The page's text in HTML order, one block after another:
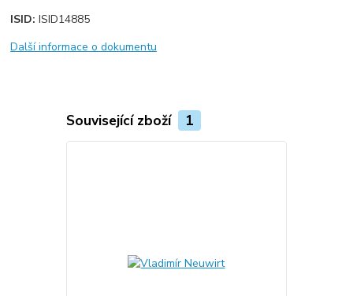
ISID:ISID14885
Další informace o dokumentu
Související zboží 1